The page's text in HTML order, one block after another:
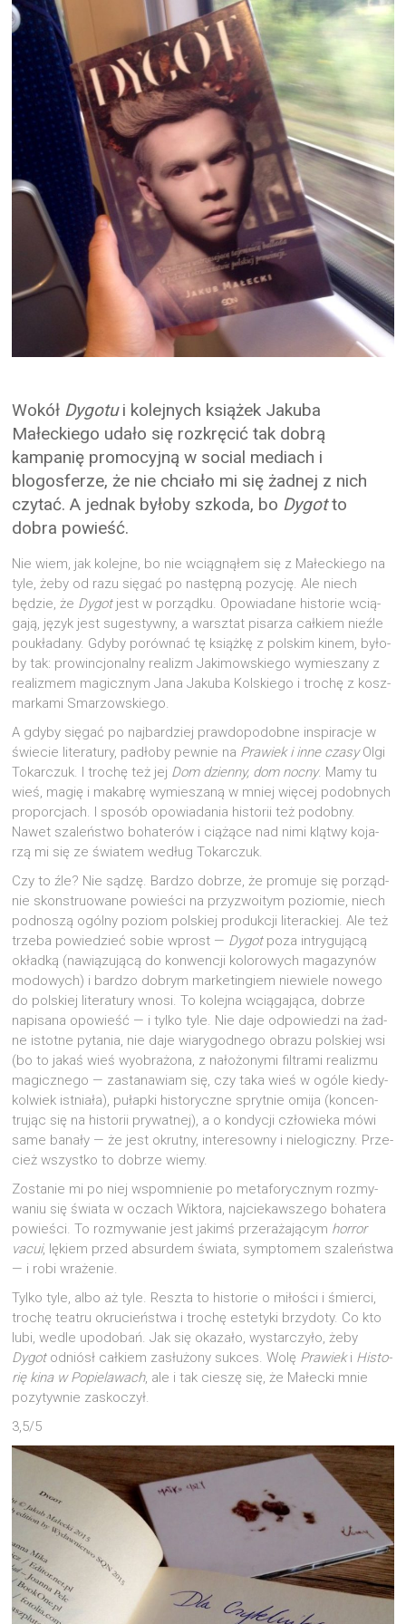
Wokół Dygotui kolejnych książek Jakuba
Małeckiego udało się rozkręcić tak dobrą
kampanię promocyjną w social mediach i
blogosferze, że nie chciało mi się żadnej z nich
czytać. A jednak byłoby szkoda, bo Dygotto
dobra powieść.
Nie wiem, jak kolej­ne, bo nie wcią­gną­łem się z Małec­kie­go na
tyle, żeby od razu się­gać po następ­ną pozy­cję. Ale niech
będzie, że Dygotjest w porząd­ku. Opo­wia­da­ne histo­rie wcią­
ga­ją, język jest suge­styw­ny, a warsz­tat pisa­rza cał­kiem nie­źle
poukła­da­ny. Gdy­by porów­nać tę książ­kę z pol­skim kinem, było­
by tak: pro­win­cjo­nal­ny realizm Jaki­mow­skie­go wymie­sza­ny z
reali­zmem magicz­nym Jana Jaku­ba Kol­skie­go i tro­chę z kosz­
mar­ka­mi Smarzowskiego.
A gdy­by się­gać po naj­bar­dziej praw­do­po­dob­ne inspi­ra­cje w
świe­cie lite­ra­tu­ry, padło­by pew­nie na Pra­wiek i inne cza­syOlgi
Tokar­czuk. I tro­chę też jej Dom dzien­ny, dom noc­ny. Mamy tu
wieś, magię i maka­brę wymie­sza­ną w mniej wię­cej podob­nych
pro­por­cjach. I spo­sób opo­wia­da­nia histo­rii też podob­ny.
Nawet sza­leń­stwo boha­te­rów i cią­żą­ce nad nimi klą­twy koja­
rzą mi się ze świa­tem według Tokarczuk.
Czy to źle? Nie sądzę. Bar­dzo dobrze, że pro­mu­je się porząd­
nie skon­stru­owa­ne powie­ści na przy­zwo­itym pozio­mie, niech
pod­no­szą ogól­ny poziom pol­skiej pro­duk­cji lite­rac­kiej. Ale też
trze­ba powie­dzieć sobie wprost — Dygotpoza intry­gu­ją­cą
okład­ką (nawią­zu­ją­cą do kon­wen­cji kolo­ro­wych maga­zy­nów
modo­wych) i bar­dzo dobrym mar­ke­tin­giem nie­wie­le nowe­go
do pol­skiej lite­ra­tu­ry wno­si. To kolej­na wcią­ga­ją­ca, dobrze
napi­sa­na opo­wieść — i tyl­ko tyle. Nie daje odpo­wie­dzi na żad­
ne istot­ne pyta­nia, nie daje wia­ry­god­ne­go obra­zu pol­skiej wsi
(bo to jakaś wieś wyobra­żo­na, z nało­żo­ny­mi fil­tra­mi reali­zmu
magicz­ne­go — zasta­na­wiam się, czy taka wieś w ogó­le kie­dy­
kol­wiek ist­nia­ła), pułap­ki histo­rycz­ne spryt­nie omi­ja (kon­cen­
tru­jąc się na histo­rii pry­wat­nej), a o kon­dy­cji czło­wie­ka mówi
same bana­ły — że jest okrut­ny, inte­re­sow­ny i nie­lo­gicz­ny. Prze­
cież wszyst­ko to dobrze wiemy.
Zosta­nie mi po niej wspo­mnie­nie po meta­fo­rycz­nym roz­my­
wa­niu się świa­ta w oczach Wik­to­ra, naj­cie­kaw­sze­go boha­te­ra
powie­ści. To roz­my­wa­nie jest jakimś prze­ra­ża­ją­cym hor­ror
vacui, lękiem przed absur­dem świa­ta, symp­to­mem sza­leń­stwa
— i robi wrażenie.
Tyl­ko tyle, albo aż tyle. Resz­ta to histo­rie o miło­ści i śmier­ci,
tro­chę teatru okru­cień­stwa i tro­chę este­ty­ki brzy­do­ty. Co kto
lubi, wedle upodo­bań. Jak się oka­za­ło, wystar­czy­ło, żeby
Dygotodniósł cał­kiem zasłu­żo­ny suk­ces. Wolę Pra­wieki Histo­
rię kina w Popie­la­wach, ale i tak cie­szę się, że Małec­ki mnie
pozy­tyw­nie zaskoczył.
3,5/5